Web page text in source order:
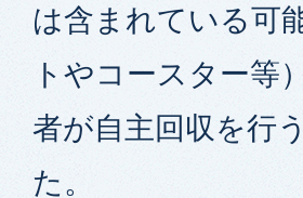
は含まれている可
トやコースター等
者が自主回収を行
た。